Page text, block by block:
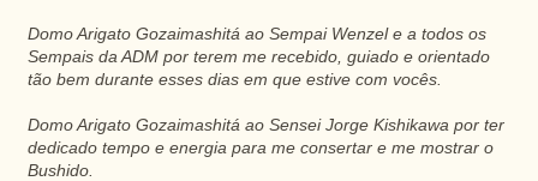
Domo Arigato Gozaimashitá ao Sempai Wenzel e a todos os
Sempais da ADM por terem me recebido, guiado e orientado
tão bem durante esses dias em que estive com vocês.
Domo Arigato Gozaimashitá ao Sensei Jorge Kishikawa por ter
dedicado tempo e energia para me consertar e me mostrar o
Bushido.